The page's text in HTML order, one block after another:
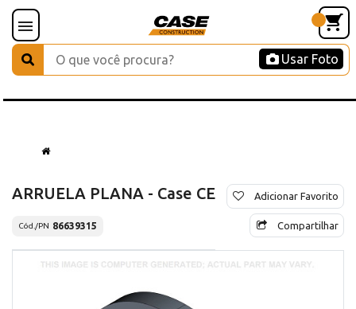
Usar Foto
ARRUELA PLANA - Case CE
Cód./PN 86639315
Adicionar Favorito
Compartilhar